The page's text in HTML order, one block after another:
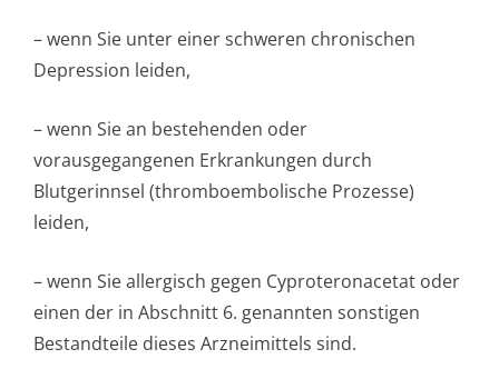
– wenn Sie unter einer schweren chronischen
Depression leiden,
– wenn Sie an bestehenden oder
vorausgegangenen Erkrankungen durch
Blutgerinnsel (thromboembolische Prozesse)
leiden,
– wenn Sie allergisch gegen Cyproteronacetat oder
einen der in Abschnitt 6. genannten sonstigen
Bestandteile dieses Arzneimittels sind.